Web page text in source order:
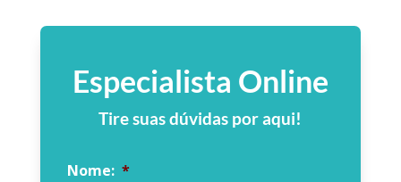
Especialista Online
Tire suas dúvidas por aqui!
Nome: *